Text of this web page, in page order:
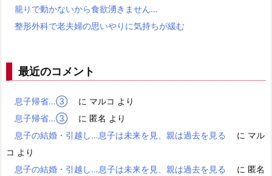
籠りで動かないから食欲湧きません…
整形外科で老夫婦の思いやりに気持ちが緩む
最近のコメント
息子帰省…③ に マルコ より
息子帰省…③
に 匿名 より
息子の結婚・引越し…息子は未来を見、親は過去を見る
に マル
コ より
息子の結婚・引越し…息子は未来を見、親は過去を見る
に 匿名